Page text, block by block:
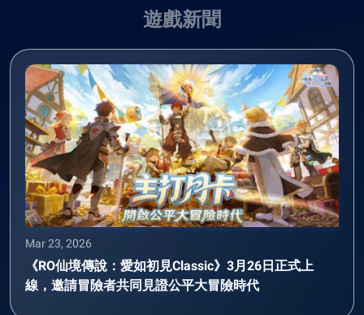
遊戲新聞
Mar 23, 2026
《RO仙境傳說：愛如初見Classic》3月26日正式上
線，邀請冒險者共同見證公平大冒險時代